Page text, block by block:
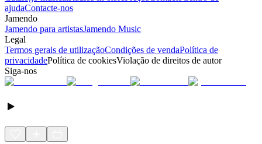
ajudaContacte-nos
Jamendo
Jamendo para artistasJamendo Music
Legal
Termos gerais de utilizaçãoCondições de vendaPolítica de
privacidadePolítica de cookiesViolação de direitos de autor
Siga-nos